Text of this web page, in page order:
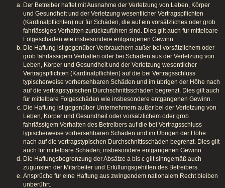
Der Betreiber haftet mit Ausnahme der Verletzung von Leben, Körper
und Gesundheit und der Verletzung wesentlicher Vertragspflichten
(Kardinalpflichten) nur für Schäden, die auf ein vorsätzliches oder grob
fahrlässiges Verhalten zurückzuführen sind. Dies gilt auch für mittelbare
Folgeschäden wie insbesondere entgangenen Gewinn.
Die Haftung ist gegenüber Verbrauchern außer bei vorsätzlichem oder
grob fahrlässigem Verhalten oder bei Schäden aus der Verletzung von
Leben, Körper und Gesundheit und der Verletzung wesentlicher
Vertragspflichten (Kardinalpflichten) auf die bei Vertragsschluss
typischerweise vorhersehbaren Schäden und im übrigen der Höhe nach
auf die vertragstypischen Durchschnittsschäden begrenzt. Dies gilt auch
für mittelbare Folgeschäden wie insbesondere entgangenen Gewinn.
Die Haftung ist gegenüber Unternehmern außer bei der Verletzung von
Leben, Körper und Gesundheit oder vorsätzlichem oder grob
fahrlässigem Verhalten des Betreibers auf die bei Vertragsschluss
typischerweise vorhersehbaren Schäden und im Übrigen der Höhe
nach auf die vertragstypischen Durchschnittsschäden begrenzt. Dies gilt
auch für mittelbare Schäden, insbesondere entgangenen Gewinn.
Die Haftungsbegrenzung der Absätze a bis c gilt sinngemäß auch
zugunsten der Mitarbeiter und Erfüllungsgehilfen des Betreibers.
Ansprüche für eine Haftung aus zwingendem nationalem Recht bleiben
unberührt.